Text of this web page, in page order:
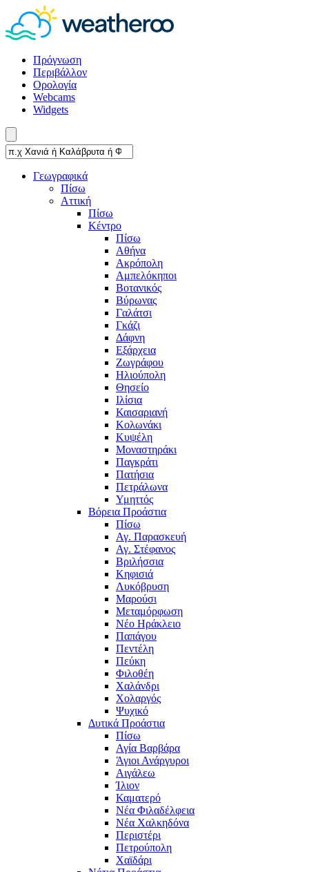
Πρόγνωση
Περιβάλλον
Ορολογία
Webcams
Widgets
Γεωγραφικά
Πίσω
Αττική
Πίσω
Κέντρο
Πίσω
Αθήνα
Ακρόπολη
Αμπελόκηποι
Βοτανικός
Βύρωνας
Γαλάτσι
Γκάζι
Δάφνη
Εξάρχεια
Ζωγράφου
Ηλιούπολη
Θησείο
Ιλίσια
Καισαριανή
Κολωνάκι
Κυψέλη
Μοναστηράκι
Παγκράτι
Πατήσια
Πετράλωνα
Υμηττός
Βόρεια Προάστια
Πίσω
Αγ. Παρασκευή
Αγ. Στέφανος
Βριλήσσια
Κηφισιά
Λυκόβρυση
Μαρούσι
Μεταμόρφωση
Νέο Ηράκλειο
Παπάγου
Πεντέλη
Πεύκη
Φιλοθέη
Χαλάνδρι
Χολαργός
Ψυχικό
Δυτικά Προάστια
Πίσω
Αγία Βαρβάρα
Άγιοι Ανάργυροι
Αιγάλεω
Ίλιον
Καματερό
Νέα Φιλαδέλφεια
Νέα Χαλκηδόνα
Περιστέρι
Πετρούπολη
Χαϊδάρι